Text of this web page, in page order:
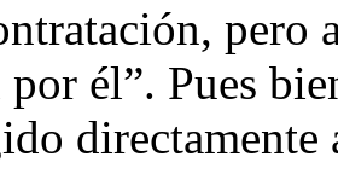
pero
por él”. Pues
directamente